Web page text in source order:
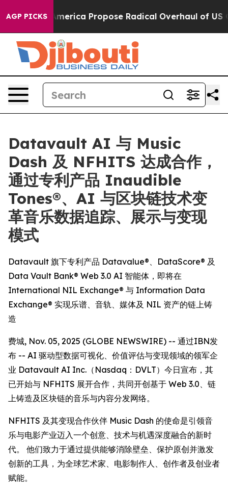
AGP PICKS
of America Propose Radical Overhaul of US Govt
Datavault AI 与 Music
Dash 及 NFHITS 达成合作，
通过专利产品 Inaudible
Tones®、AI 与区块链技术变
革音乐数据追踪、展示与变现
模式
Datavault 旗下专利产品 Datavalue®、DataScore® 及
Data Vault Bank® Web 3.0 AI 智能体，即将在
International NIL Exchange® 与 Information Data
Exchange® 实现乐谱、音轨、媒体及 NIL 资产的链上铸
造
费城, Nov. 05, 2025 (GLOBE NEWSWIRE) -- 通过IBN发
布 -- AI 驱动型数据可视化、价值评估与变现领域的领军企
业 Datavault AI Inc.（Nasdaq：DVLT）今日宣布，其
已开始与 NFHITS 展开合作，共同开创基于 Web 3.0、链
上铸造及区块链的音乐与内容分发网络。
NFHITS 及其变现合作伙伴 Music Dash 的使命是引领音
乐与电影产业迈入一个创意、技术与机遇深度融合的新时
代。 他们致力于通过提供能够消除壁垒、保护原创并激发
创新的工具，为全球艺术家、电影制作人、创作者及创业者
赋能。